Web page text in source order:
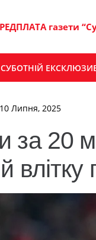
газети
СУБОТНІЙ
Липня, 2025
за 20